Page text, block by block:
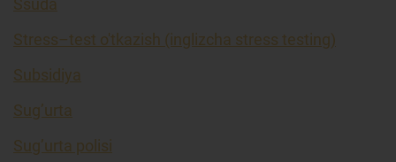
Ssuda
Stress–test o'tkazish (inglizcha stress testing)
Subsidiya
Sug’urta
Sug’urta polisi